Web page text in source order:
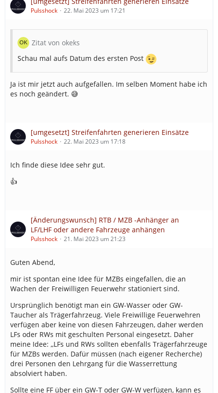
Pulsshock 22. Mai 2023 um 17:21
Zitat von okeks
Schau mal aufs Datum des ersten Post
Ja ist mir jetzt auch aufgefallen. Im selben Moment habe ich
es noch geändert. 😅
[umgesetzt] Streifenfahrten generieren Einsätze
Pulsshock 22. Mai 2023 um 17:18
Ich finde diese Idee sehr gut.
👍
[Änderungswunsch] RTB / MZB -Anhänger an
LF/LHF oder andere Fahrzeuge anhängen
Pulsshock 21. Mai 2023 um 21:23
Guten Abend,
mir ist spontan eine Idee für MZBs eingefallen, die an
Wachen der Freiwilligen Feuerwehr stationiert sind.
Ursprünglich benötigt man ein GW-Wasser oder GW-
Taucher als Trägerfahrzeug. Viele Freiwillige Feuerwehren
verfügen aber keine von diesen Fahrzeugen, daher werden
LFs oder RWs mit geschulten Personal eingesetzt. Daher
meine Idee: ,,LFs und RWs sollten ebenfalls Trägerfahrzeuge
für MZBs werden. Dafür müssen (nach eigener Recherche)
drei Personen den Lehrgang für die Wasserrettung
absolviert haben.
Sollte eine FF über ein GW-T oder GW-W verfügen, kann es